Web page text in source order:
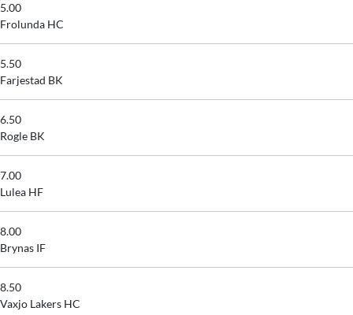
5.00
Frolunda HC
5.50
Farjestad BK
6.50
Rogle BK
7.00
Lulea HF
8.00
Brynas IF
8.50
Vaxjo Lakers HC